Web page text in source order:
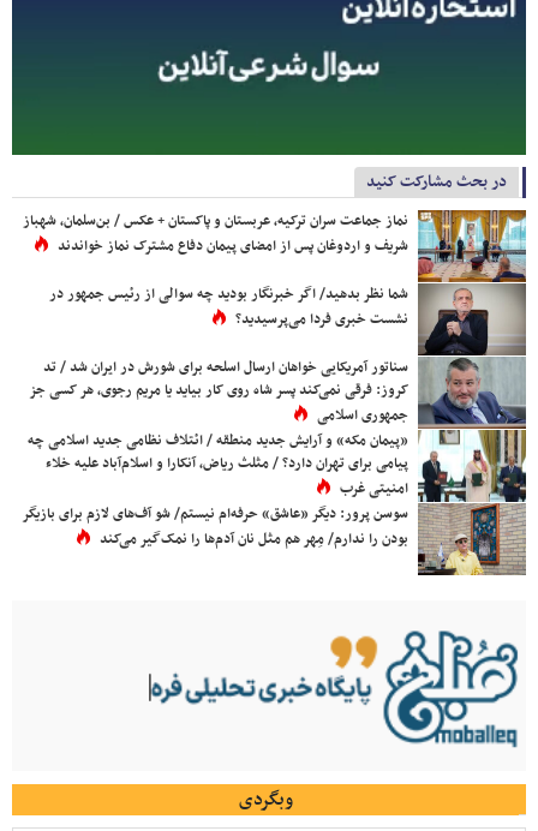
در بحث مشارکت کنید
نماز جماعت سران ترکیه، عربستان و پاکستان + عکس / بن‌سلمان، شهباز
شریف و اردوغان پس از امضای پیمان دفاع مشترک نماز خواندند
شما نظر بدهید/ اگر خبرنگار بودید چه سوالی از رئیس جمهور در
نشست خبری فردا می‌پرسیدید؟
سناتور آمریکایی خواهان ارسال اسلحه برای شورش در ایران شد / تد
کروز: فرقی نمی‌کند پسر شاه روی کار بیاید یا مریم رجوی، هر کسی جز
جمهوری اسلامی
«پیمان مکه» و آرایش جدید منطقه / ائتلاف نظامی جدید اسلامی چه
پیامی برای تهران دارد؟ / مثلث ریاض، آنکارا و اسلام‌آباد علیه خلاء
امنیتی غرب
سوسن پرور: دیگر «عاشق» حرفه‌ام نیستم/ شو آف‌های لازم برای بازیگر
بودن را ندارم/ مِهر هم مثل نان آدم‌ها را نمک‌گیر می‌کند
وبگردی